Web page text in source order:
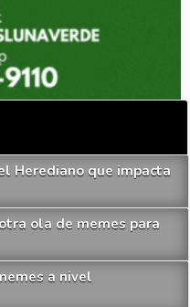
Herediano que impacta
ola de memes para
a nivel